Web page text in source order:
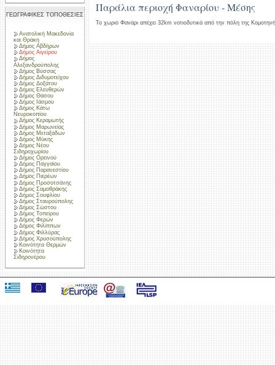
ΓΕΩΓΡΑΦΙΚΕΣ ΤΟΠΟΘΕΣΙΕΣ
Ανατολική Μακεδονία
και Θράκη
Δήμος Αβδήρων
Δήμος Αιγείρου
Δήμος
Αλεξανδρούπολης
Δήμος Βύσσας
Δήμος Διδυμοτείχου
Δήμος Δοξάτου
Δήμος Ελευθερών
Δήμος Θάσου
Δήμος Ιάσμου
Δήμος Κάτω
Νευροκοπίου
Δήμος Κεραμωτής
Δήμος Μαρωνείας
Δήμος Μεταξάδων
Δήμος Μύκης
Δήμος Νέου
Σιδηροχωρίου
Δήμος Ορεινού
Δήμος Παγγαίου
Δήμος Παρανεστίου
Δήμος Πιερέων
Δήμος Προσοτσάνης
Δήμος Σαμοθράκης
Δήμος Σουφλίου
Δήμος Σταυρούπολης
Δήμος Σώστου
Δήμος Τοπείρου
Δήμος Φερών
Δήμος Φιλίππων
Δήμος Φιλλύρας
Δήμος Χρυσούπολης
Κοινότητα Θερμών
Κοινότητα
Σιδηρονέρου
Παράλια περιοχή Φαναρίου - Μέσης
Το χωριό Φανάρι απέχει 32km νοτιοδυτικά από την πόλη της